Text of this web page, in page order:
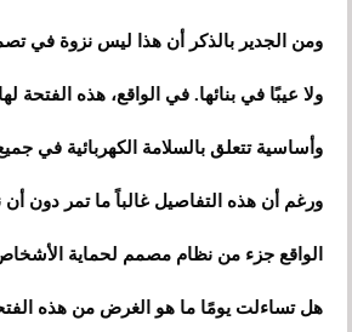
ومن الجدير بالذكر أن هذا ليس نزوة في
ولا عيبًا في بنائها. في الواقع، هذه الفتحة
وأساسية تتعلق بالسلامة الكهربائية في
ورغم أن هذه التفاصيل غالباً ما تمر دون أن
الواقع جزء من نظام مصمم لحماية
هل تساءلت يومًا ما هو الغرض من هذه